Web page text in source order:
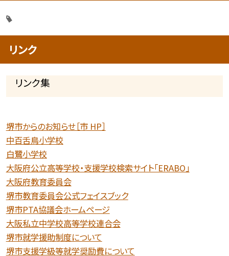
リンク
リンク集
堺市からのお知らせ［市 HP］
中百舌鳥小学校
白鷺小学校
大阪府公立高等学校・支援学校検索サイト「ERABO」
大阪府教育委員会
堺市教育委員会公式フェイスブック
堺市PTA協議会ホームページ
大阪私立中学校高等学校連合会
堺市就学援助制度について
堺市支援学級等就学奨励費について